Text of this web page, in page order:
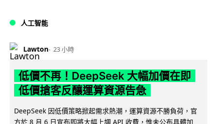
人工智能
Lawton 23 小時
低價不再！DeepSeek 大幅加價在即
低價搶客反釀運算資源告急
DeepSeek 因低價策略掀起需求熱潮，運算資源不勝負荷，官
方於 8 月 6 日宣布即將大幅上調 API 收費，惟未公布具體加